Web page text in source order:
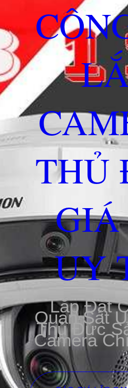
THỦ
GIÁ
UY
Lắp Đặt
Quan Sát
Thủ Đức
Camera